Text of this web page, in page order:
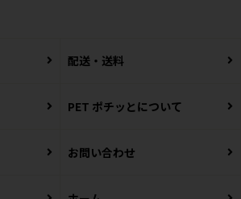
配送・送料
PET ポチッとについて
お問い合わせ